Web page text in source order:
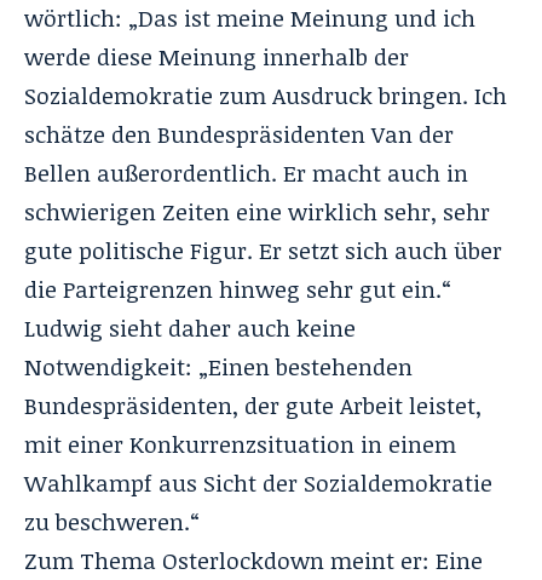
wörtlich: „Das ist meine Meinung und ich
werde diese Meinung innerhalb der
Sozialdemokratie zum Ausdruck bringen. Ich
schätze den Bundespräsidenten Van der
Bellen außerordentlich. Er macht auch in
schwierigen Zeiten eine wirklich sehr, sehr
gute politische Figur. Er setzt sich auch über
die Parteigrenzen hinweg sehr gut ein.“
Ludwig sieht daher auch keine
Notwendigkeit: „Einen bestehenden
Bundespräsidenten, der gute Arbeit leistet,
mit einer Konkurrenzsituation in einem
Wahlkampf aus Sicht der Sozialdemokratie
zu beschweren.“
Zum Thema Osterlockdownmeint er: Eine